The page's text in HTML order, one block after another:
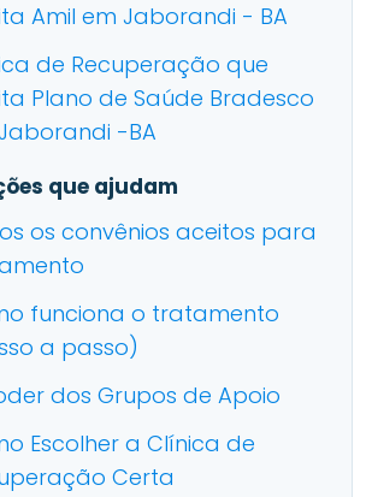
Amil em Jaborandi - BA
de Recuperação que
Plano de Saúde Bradesco
-BA
que ajudam
os convênios aceitos para
funciona o tratamento
a passo)
dos Grupos de Apoio
Escolher a Clínica de
Certa